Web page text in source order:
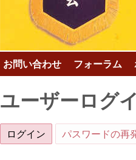
メインメニュー
お問い合わせ フォーラム
ユーザーログ
ログイン (アクティブなタブ)
パスワードの再